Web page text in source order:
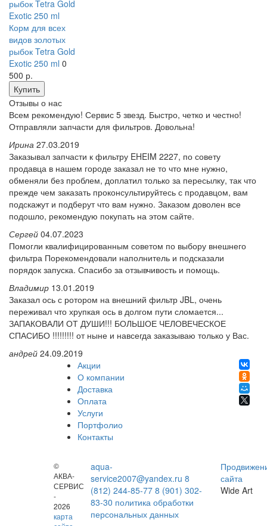
Корм для всех
видов золотых
рыбок Tetra Gold
Exotic 250 ml 0
500 р.
Купить
Отзывы о нас
Всем рекомендую! Сервис 5 звезд. Быстро, четко и честно!
Отправляли запчасти для фильтров. Довольна!
Ирина 27.03.2019
Заказывал запчасти к фильтру EHEIM 2227, по совету
продавца в нашем городе заказал не то что мне нужно,
обменяли без проблем, доплатил только за пересылку, так что
прежде чем заказать проконсультируйтесь с продавцом, вам
подскажут и подберут что вам нужно. Заказом доволен все
подошло, рекомендую покупать на этом сайте.
Сергей 04.07.2023
Помогли квалифицированным советом по выбору внешнего
фильтра Порекомендовали наполнитель и подсказали
порядок запуска. Спасибо за отзывчивость и помощь.
Владимир 13.01.2019
Заказал ось с ротором на внешний фильтр JBL, очень
переживал что хрупкая ось в долгом пути сломается...
ЗАПАКОВАЛИ ОТ ДУШИ!!! БОЛЬШОЕ ЧЕЛОВЕЧЕСКОЕ
СПАСИБО !!!!!!!!! от ныне и навсегда заказываю только у Вас.
андрей 24.09.2019
Акции
О компании
Доставка
Оплата
Услуги
Портфолио
Контакты
©
АКВА-
СЕРВИС
-
2026
карта
aqua-
service2007@yandex.ru 8
(812) 244-85-77 8 (901) 302-
83-30 политика обработки
персональных данных
сайта
Wide Art